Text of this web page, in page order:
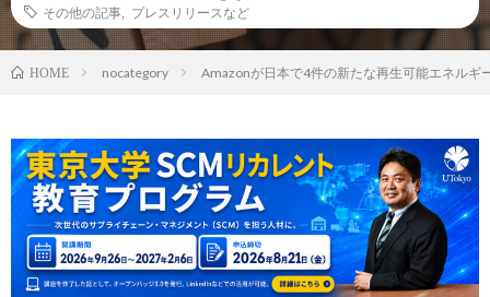
その他の記事
プレスリリースなど
HOME nocategory Amazonが日本で4件の新たな再生可能エネルギ